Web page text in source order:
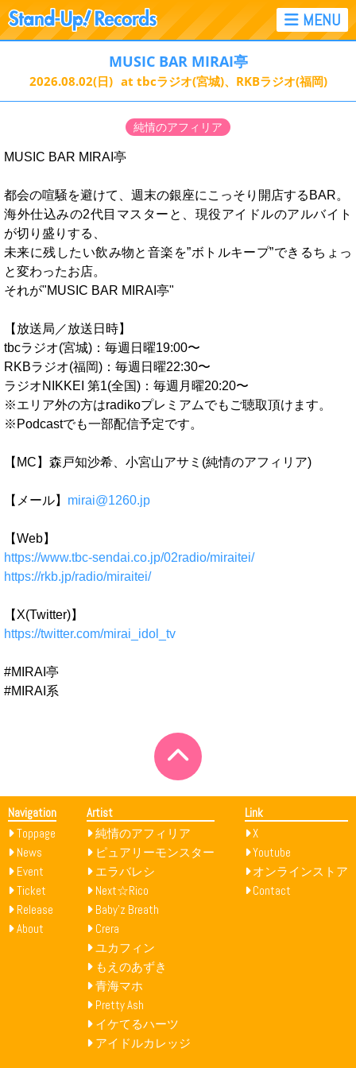
MUSIC BAR MIRAI亭
2026.08.02(日) at tbcラジオ(宮城)、RKBラジオ(福岡)
純情のアフィリア
MUSIC BAR MIRAI亭
都会の喧騒を避けて、週末の銀座にこっそり開店するBAR。
海外仕込みの2代目マスターと、現役アイドルのアルバイト
が切り盛りする、
未来に残したい飲み物と音楽を”ボトルキープ”できるちょっ
と変わったお店。
それが"MUSIC BAR MIRAI亭"
【放送局／放送日時】
tbcラジオ(宮城)：毎週日曜19:00〜
RKBラジオ(福岡)：毎週日曜22:30〜
ラジオNIKKEI 第1(全国)：毎週月曜20:20〜
※エリア外の方はradikoプレミアムでもご聴取頂けます。
※Podcastでも一部配信予定です。
【MC】森戸知沙希、小宮山アサミ(純情のアフィリア)
【メール】 mirai@1260.jp
【Web】
https://www.tbc-sendai.co.jp/02radio/miraitei/
https://rkb.jp/radio/miraitei/
【X(Twitter)】
https://twitter.com/mirai_idol_tv
#MIRAI亭
#MIRAI系
Navigation
Toppage
News
Event
Ticket
Release
About
Artist
純情のアフィリア
ピュアリーモンスター
エラバレシ
Next☆Rico
Baby’z Breath
Crera
ユカフィン
もえのあずき
青海マホ
Pretty Ash
イケてるハーツ
アイドルカレッジ
Link
X
Youtube
オンラインストア
Contact